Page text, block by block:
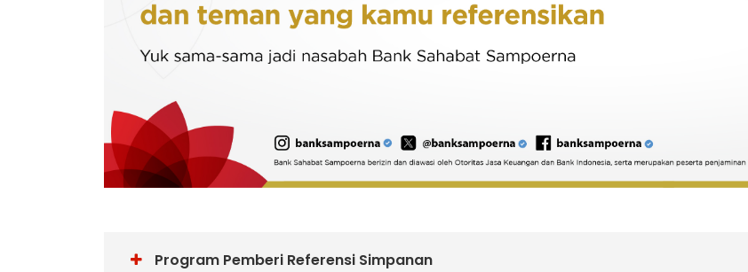
Program Pemberi Referensi Simpanan